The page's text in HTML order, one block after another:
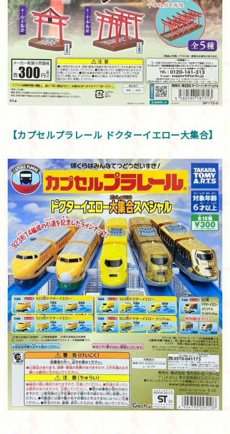
【カプセルプラレール ドクターイエロー大集合】